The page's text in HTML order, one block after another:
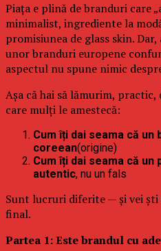
Piața e plină de branduri care
minimalist, ingrediente la
promisiunea de glass skin.
unor branduri europene
aspectul nu spune nimic
Așa că hai să lămurim,
care mulți le amestecă:
Cum îți dai seama că
coreean(origine)
Cum îți dai seama că
autentic, nu un fals
Sunt lucruri diferite — și vei ști
final.
Partea 1: Este brandul cu